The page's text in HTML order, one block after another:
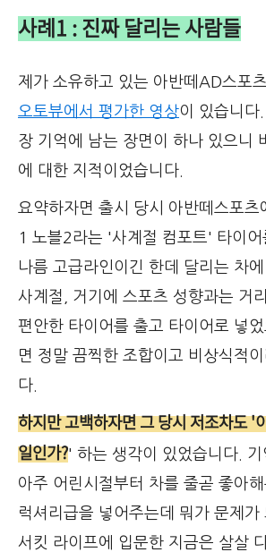
사례1 : 진짜 달리는 사람들
제가 소유하고 있는 아반떼AD스포
오토뷰에서 평가한 영상이 있습니다
장 기억에 남는 장면이 하나 있으니
에 대한 지적이었습니다.
요약하자면 출시 당시 아반떼스포츠
1 노블2라는 '사계절 컴포트' 타이어
나름 고급라인이긴 한데 달리는 차
사계절, 거기에 스포츠 성향과는 거
편안한 타이어를 출고 타이어로 넣
면 정말 끔찍한 조합이고 비상식적
다.
하지만 고백하자면 그 당시 저조차도 '
일인가?' 하는 생각이 있었습니다.
아주 어린시절부터 차를 줄곧 좋아
럭셔리급을 넣어주는데 뭐가 문제가
서킷 라이프에 입문한 지금은 살살